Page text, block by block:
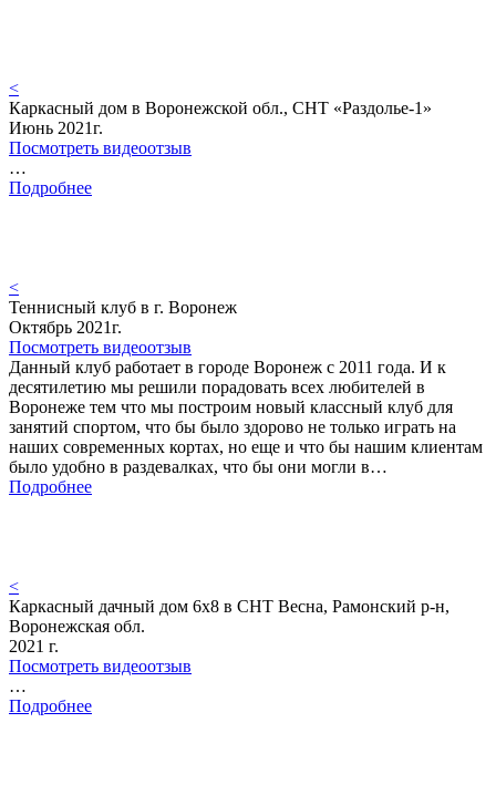
<
Каркасный дом в Воронежской обл., СНТ «Раздолье-1»
Июнь 2021г.
Посмотреть видеоотзыв
…
Подробнее
<
Теннисный клуб в г. Воронеж
Октябрь 2021г.
Посмотреть видеоотзыв
Данный клуб работает в городе Воронеж с 2011 года. И к
десятилетию мы решили порадовать всех любителей в
Воронеже тем что мы построим новый классный клуб для
занятий спортом, что бы было здорово не только играть на
наших современных кортах, но еще и что бы нашим клиентам
было удобно в раздевалках, что бы они могли в…
Подробнее
<
Каркасный дачный дом 6х8 в СНТ Весна, Рамонский р-н,
Воронежская обл.
2021 г.
Посмотреть видеоотзыв
…
Подробнее